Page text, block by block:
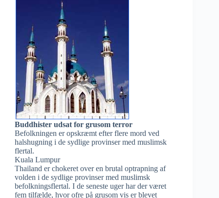
Buddhister udsat for grusom terror
Befolkningen er opskræmt efter flere mord ved
halshugning i de sydlige provinser med muslimsk
flertal.
Kuala Lumpur
Thailand er chokeret over en brutal optrapning af
volden i de sydlige provinser med muslimsk
befolkningsflertal. I de seneste uger har der været
fem tilfælde, hvor ofre på grusom vis er blevet